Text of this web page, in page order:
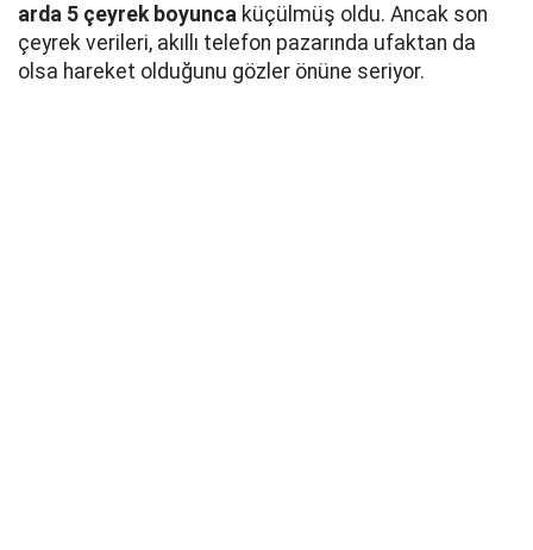
arda 5 çeyrek boyunca küçülmüş oldu. Ancak son
çeyrek verileri, akıllı telefon pazarında ufaktan da
olsa hareket olduğunu gözler önüne seriyor.